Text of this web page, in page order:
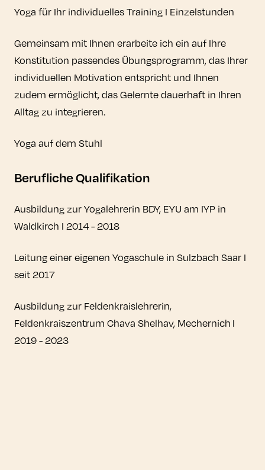
Yoga für Ihr individuelles Training I Einzelstunden
Gemeinsam mit Ihnen erarbeite ich ein auf Ihre
Konstitution passendes Übungsprogramm, das Ihrer
individuellen Motivation entspricht und Ihnen
zudem ermöglicht, das Gelernte dauerhaft in Ihren
Alltag zu integrieren.
Yoga auf dem Stuhl
Berufliche Qualifikation
Ausbildung zur Yogalehrerin BDY, EYU am IYP in
Waldkirch I 2014 - 2018
Leitung einer eigenen Yogaschule in Sulzbach Saar I
seit 2017
Ausbildung zur Feldenkraislehrerin,
Feldenkraiszentrum Chava Shelhav, Mechernich I
2019 - 2023